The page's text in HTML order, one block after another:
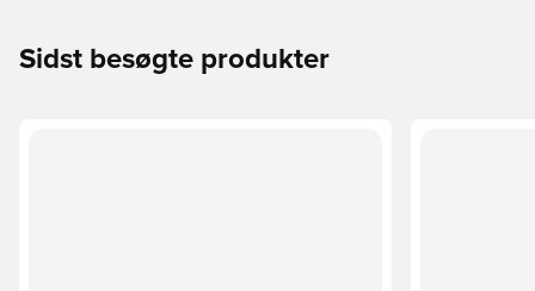
Sidst besøgte produkter